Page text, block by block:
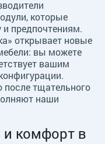
которые
и предпочтениям.
открывает новые
вы можете
вашим
после тщательного
наши
и комфорт в